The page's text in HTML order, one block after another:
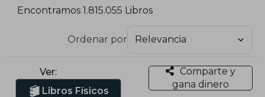
Encontramos 1.815.055 Libros
Ordenar por
Ver:
Libros Físicos
Comparte y
gana dinero